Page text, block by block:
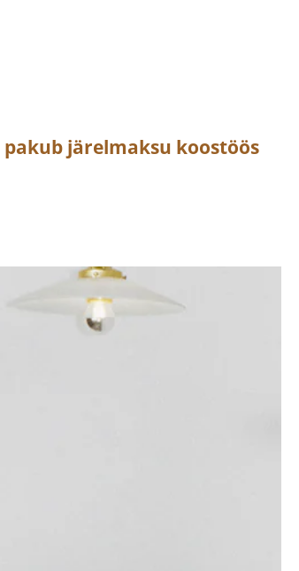
järelmaksu koostöös